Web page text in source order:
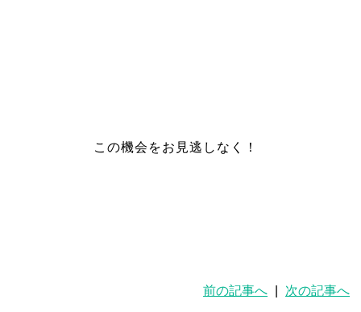
この機会をお見逃しなく！
前の記事へ 次の記事へ